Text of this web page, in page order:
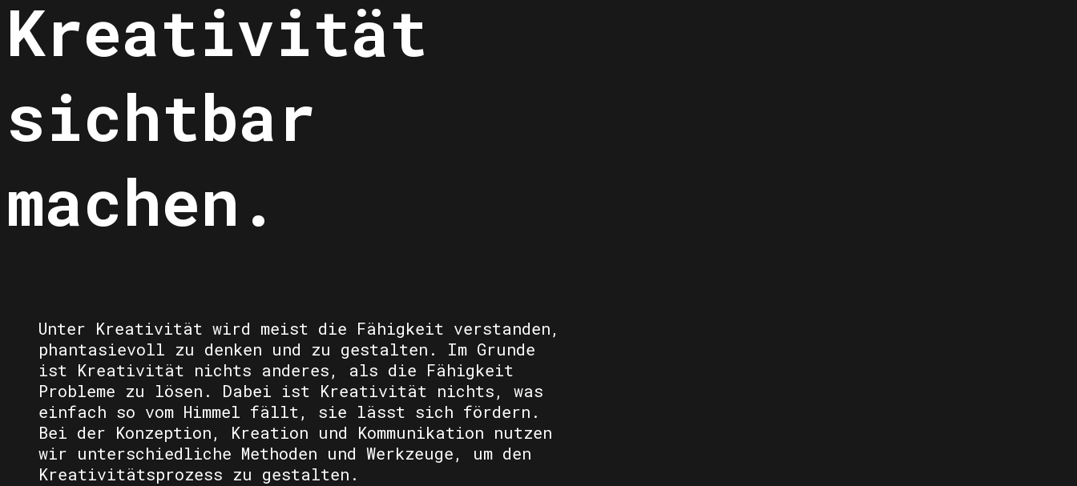
Kreativität
sichtbar
machen.
Unter Kreativität wird meist die Fähigkeit verstanden,
phantasievoll zu denken und zu gestalten. Im Grunde
ist Kreativität nichts anderes, als die Fähigkeit
Probleme zu lösen. Dabei ist Kreativität nichts, was
einfach so vom Himmel fällt, sie lässt sich fördern.
Bei der Konzeption, Kreation und Kommunikation nutzen
wir unterschiedliche Methoden und Werkzeuge, um den
Kreativitätsprozess zu gestalten.